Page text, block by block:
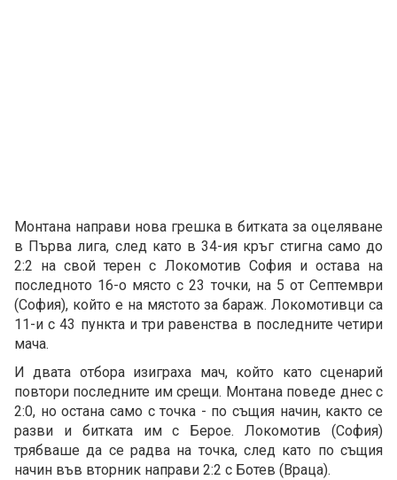
Монтана направи нова грешка в битката за оцеляване
в Първа лига, след като в 34-ия кръг стигна само до
2:2 на свой терен с Локомотив София и остава на
последното 16-о място с 23 точки, на 5 от Септември
(София), който е на мястото за бараж. Локомотивци са
11-и с 43 пункта и три равенства в последните четири
мача.
И двата отбора изиграха мач, който като сценарий
повтори последните им срещи. Монтана поведе днес с
2:0, но остана само с точка - по същия начин, както се
разви и битката им с Берое. Локомотив (София)
трябваше да се радва на точка, след като по същия
начин във вторник направи 2:2 с Ботев (Враца).